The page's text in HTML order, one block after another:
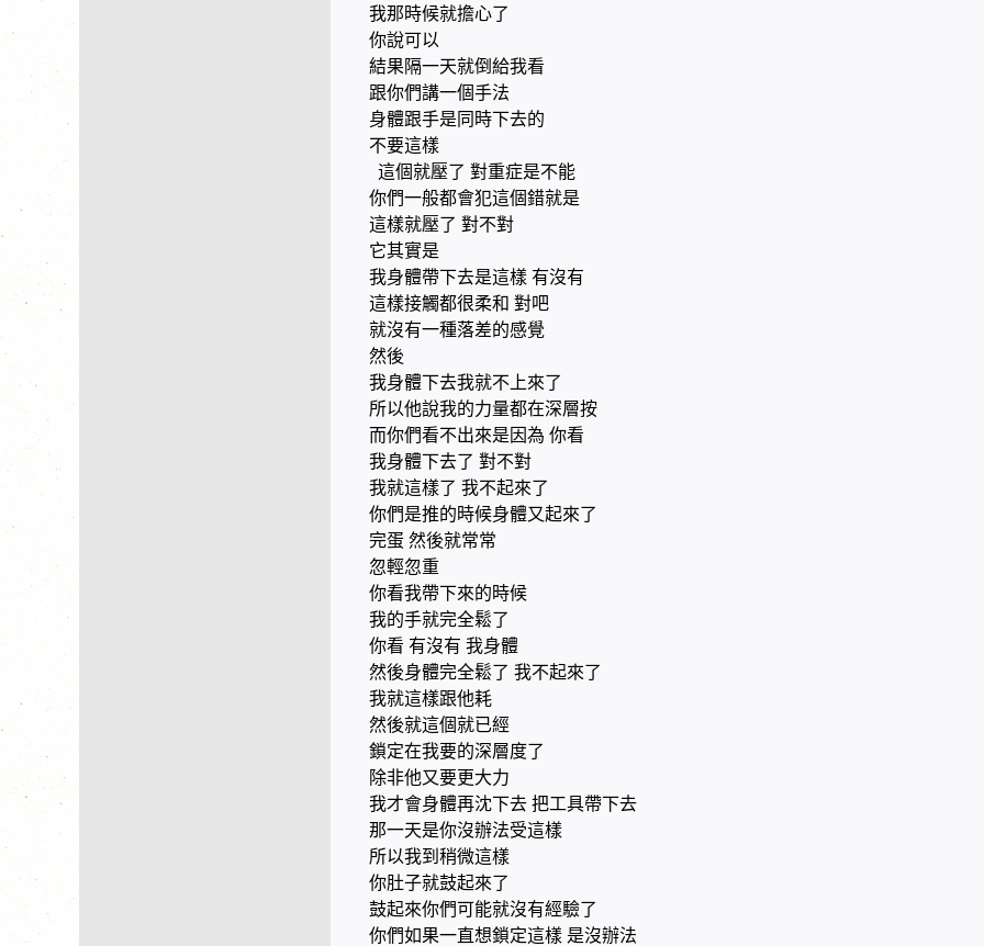
我那時候就擔心了
你說可以
結果隔一天就倒給我看
跟你們講一個手法
身體跟手是同時下去的
不要這樣
這個就壓了 對重症是不能
你們一般都會犯這個錯就是
這樣就壓了 對不對
它其實是
我身體帶下去是這樣 有沒有
這樣接觸都很柔和 對吧
就沒有一種落差的感覺
然後
我身體下去我就不上來了
所以他說我的力量都在深層按
而你們看不出來是因為 你看
我身體下去了 對不對
我就這樣了 我不起來了
你們是推的時候身體又起來了
完蛋 然後就常常
忽輕忽重
你看我帶下來的時候
我的手就完全鬆了
你看 有沒有 我身體
然後身體完全鬆了 我不起來了
我就這樣跟他耗
然後就這個就已經
鎖定在我要的深層度了
除非他又要更大力
我才會身體再沈下去 把工具帶下去
那一天是你沒辦法受這樣
所以我到稍微這樣
你肚子就鼓起來了
鼓起來你們可能就沒有經驗了
你們如果一直想鎖定這樣 是沒辦法